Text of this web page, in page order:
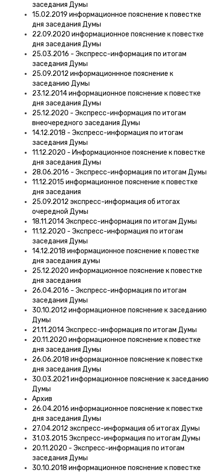
заседания Думы
15.02.2019 информационное пояснение к повестке
дня заседания Думы
22.09.2020 информационное пояснение к повестке
дня заседания Думы
25.03.2016 - Экспресс-информация по итогам
заседания Думы
25.09.2012 информационнное пояснение к
заседанию Думы
23.12.2014 информационное пояснение к повестке
дня заседания Думы
25.12.2020 - Экспресс-информация по итогам
внеочередного заседания Думы
14.12.2018 - Экспресс-информация по итогам
заседания Думы
11.12.2020 - Информационное пояснение к повестке
дня заседания Думы
28.06.2016 - Экспресс-информация по итогам Думы
11.12.2015 информационное пояснение к повестке
дня заседания
25.09.2012 экспресс-информация об итогах
очередной Думы
18.11.2014 Экспресс-информация по итогам Думы
11.12.2020 - Экспресс-информация по итогам
заседания Думы
14.12.2018 информационное пояснение к повестке
дня заседания думы
25.12.2020 информационное пояснение к повестке
дня заседания
26.04.2016 - Экспресс-информация по итогам
заседания Думы
30.10.2012 информационное пояснение к заседанию
Думы
21.11.2014 Экспресс-информация по итогам Думы
20.11.2020 информационное пояснение к повестке
дня заседания Думы
26.06.2018 информационное пояснение к повестке
дня заседания Думы
30.03.2021 информационное пояснение к заседанию
Думы
Архив
26.04.2016 информационное пояснение к повестке
дня заседания Думы
27.04.2012 экспресс-информация об итогах Думы
31.03.2015 Экспресс-информация по итогам Думы
20.11.2020 - Экспресс-информация по итогам
заседания Думы
30.10.2018 информационное пояснение к повестке